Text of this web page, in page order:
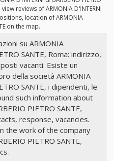
reviews of ARMONIA D'INTERNI
location of ARMONIA
on the map.
su ARMONIA
SANTE, Roma: indirizzo,
vacanti. Esiste un
della società ARMONIA
SANTE, i dipendenti, le
such information about
PIETRO SANTE,
response, vacancies.
the work of the company
PIETRO SANTE,